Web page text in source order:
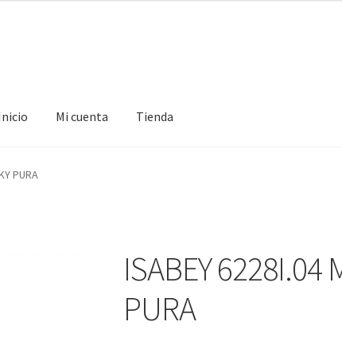
Mi cuenta Tienda
Tienda
PURA
ISABEY 6228I.04
PURA